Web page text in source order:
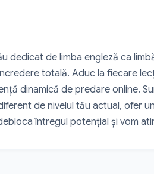
dedicat de limba engleză ca
totală. Aduc la fiecare
dinamică de predare online.
de nivelul tău actual, ofer
întregul potențial și vom